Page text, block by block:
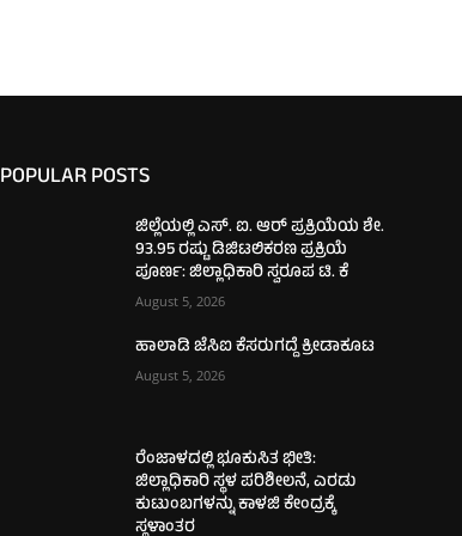
POPULAR POSTS
ಜಿಲ್ಲೆಯಲ್ಲಿ ಎಸ್. ಐ. ಆರ್ ಪ್ರಕ್ರಿಯೆಯ ಶೇ.
93.95 ರಷ್ಟು ಡಿಜಿಟಲಿಕರಣ ಪ್ರಕ್ರಿಯೆ
ಪೂರ್ಣ: ಜಿಲ್ಲಾಧಿಕಾರಿ ಸ್ವರೂಪ ಟಿ. ಕೆ
August 5, 2026
ಹಾಲಾಡಿ ಜೆಸಿಐ ಕೆಸರುಗದ್ದೆ ಕ್ರೀಡಾಕೂಟ
August 5, 2026
ರೆಂಜಾಳದಲ್ಲಿ ಭೂಕುಸಿತ ಭೀತಿ:
ಜಿಲ್ಲಾಧಿಕಾರಿ ಸ್ಥಳ ಪರಿಶೀಲನೆ, ಎರಡು
ಕುಟುಂಬಗಳನ್ನು ಕಾಳಜಿ ಕೇಂದ್ರಕ್ಕೆ
ಸ್ಥಳಾಂತರ